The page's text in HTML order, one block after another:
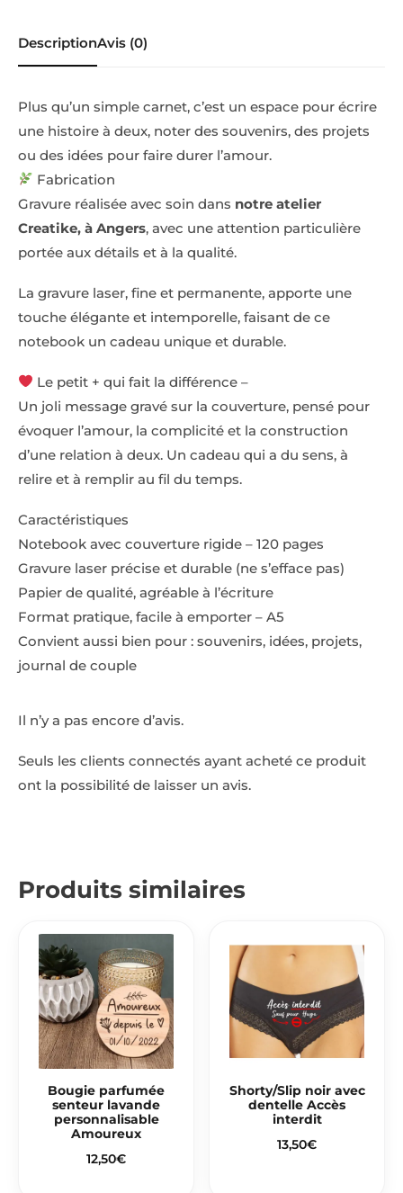
DescriptionAvis (0)
Plus qu’un simple carnet, c’est un espace pour écrire
une histoire à deux, noter des souvenirs, des projets
ou des idées pour faire durer l’amour.
Fabrication
Gravure réalisée avec soin dans notre atelier
Creatike, à Angers, avec une attention particulière
portée aux détails et à la qualité.
La gravure laser, fine et permanente, apporte une
touche élégante et intemporelle, faisant de ce
notebook un cadeau unique et durable.
Le petit + qui fait la différence –
Un joli message gravé sur la couverture, pensé pour
évoquer l’amour, la complicité et la construction
d’une relation à deux. Un cadeau qui a du sens, à
relire et à remplir au fil du temps.
Caractéristiques
Notebook avec couverture rigide – 120 pages
Gravure laser précise et durable (ne s’efface pas)
Papier de qualité, agréable à l’écriture
Format pratique, facile à emporter – A5
Convient aussi bien pour : souvenirs, idées, projets,
journal de couple
Il n’y a pas encore d’avis.
Seuls les clients connectés ayant acheté ce produit
ont la possibilité de laisser un avis.
Produits similaires
Bougie parfumée
senteur lavande
personnalisable
Amoureux
12,50€
Shorty/Slip noir avec
dentelle Accès
interdit
13,50€